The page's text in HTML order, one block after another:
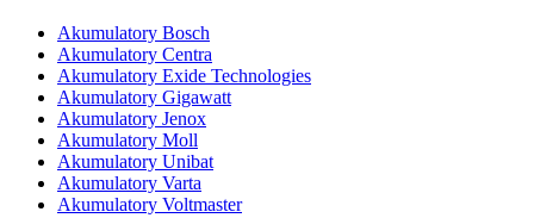
Akumulatory Bosch
Akumulatory Centra
Akumulatory Exide Technologies
Akumulatory Gigawatt
Akumulatory Jenox
Akumulatory Moll
Akumulatory Unibat
Akumulatory Varta
Akumulatory Voltmaster